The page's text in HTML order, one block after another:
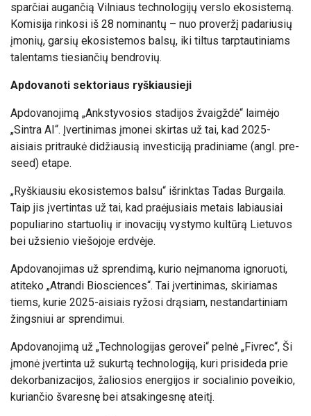
sparčiai augančią Vilniaus technologijų verslo ekosistemą.
Komisija rinkosi iš 28 nominantų – nuo proveržį padariusių
įmonių, garsių ekosistemos balsų, iki tiltus tarptautiniams
talentams tiesiančių bendrovių.
Apdovanoti sektoriaus ryškiausieji
Apdovanojimą „Ankstyvosios stadijos žvaigždė“ laimėjo
„Sintra AI“. Įvertinimas įmonei skirtas už tai, kad 2025-
aisiais pritraukė didžiausią investiciją pradiniame (angl. pre-
seed) etape.
„Ryškiausiu ekosistemos balsu“ išrinktas Tadas Burgaila.
Taip jis įvertintas už tai, kad praėjusiais metais labiausiai
populiarino startuolių ir inovacijų vystymo kultūrą Lietuvos
bei užsienio viešojoje erdvėje.
Apdovanojimas už sprendimą, kurio neįmanoma ignoruoti,
atiteko „Atrandi Biosciences“. Tai įvertinimas, skiriamas
tiems, kurie 2025-aisiais ryžosi drąsiam, nestandartiniam
žingsniui ar sprendimui.
Apdovanojimą už „Technologijas gerovei“ pelnė „Fivrec“, Ši
įmonė įvertinta už sukurtą technologiją, kuri prisideda prie
dekorbanizacijos, žaliosios energijos ir socialinio poveikio,
kuriančio švaresnę bei atsakingesnę ateitį.